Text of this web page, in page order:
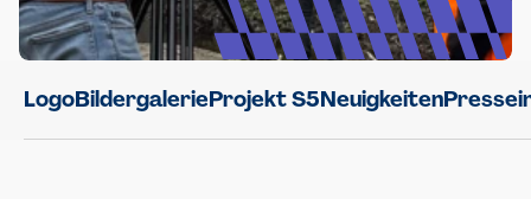
LogoBildergalerieProjekt S5Neuigkeiten